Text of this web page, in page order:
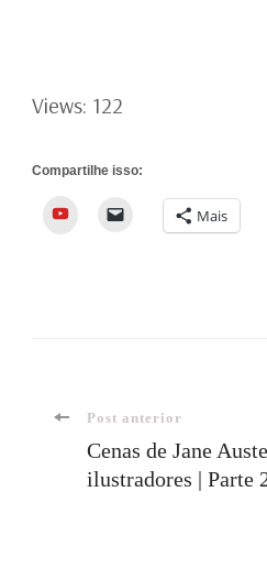
Views: 122
Compartilhe isso:
YouTube Mais
Post anterior
Cenas de Jane
ilustradores | Parte